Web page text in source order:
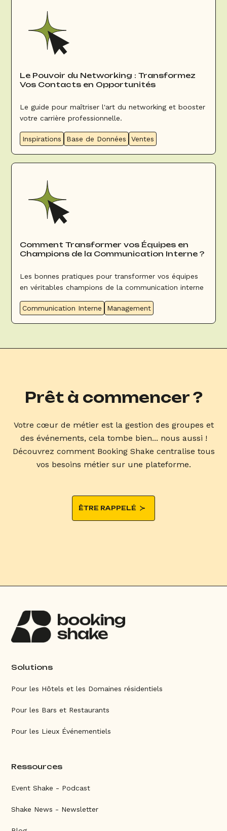
Le Pouvoir du Networking : Transformez
Vos Contacts en Opportunités
Le guide pour maîtriser l'art du networking et booster
votre carrière professionnelle.
Inspirations Base de Données Ventes
Comment Transformer vos Équipes en
Champions de la Communication Interne ?
Les bonnes pratiques pour transformer vos équipes
en véritables champions de la communication interne
Communication Interne Management
Prêt à commencer ?
Votre cœur de métier est la gestion des groupes et
des événements, cela tombe bien... nous aussi !
Découvrez comment Booking Shake centralise tous
vos besoins métier sur une plateforme.
ÊTRE RAPPELÉ
Solutions
Pour les Hôtels et les Domaines résidentiels
Pour les Bars et Restaurants
Pour les Lieux Événementiels
Ressources
Event Shake - Podcast
Shake News - Newsletter